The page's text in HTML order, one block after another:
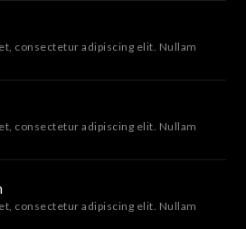
consectetur adipiscing elit. Nullam
consectetur adipiscing elit. Nullam
consectetur adipiscing elit. Nullam